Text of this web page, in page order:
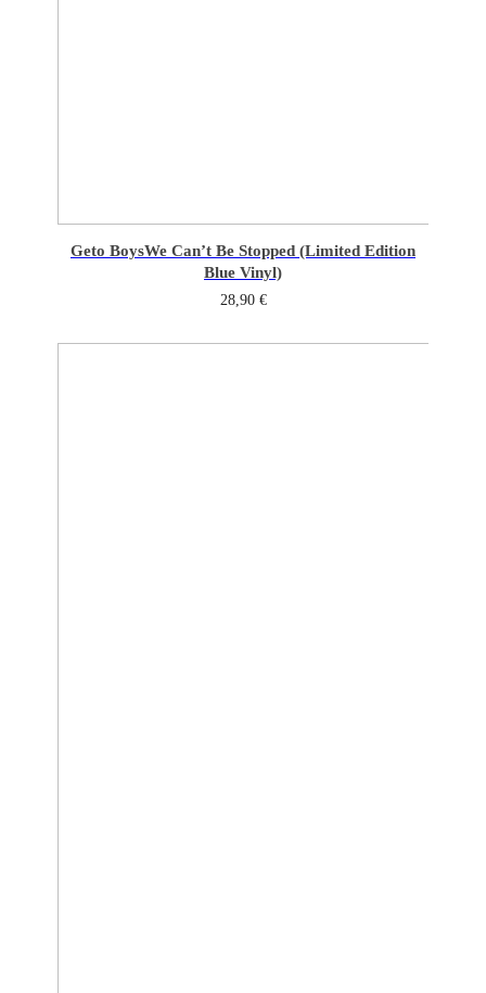
Geto BoysWe Can’t Be Stopped (Limited Edition
Blue Vinyl)
28,90 €